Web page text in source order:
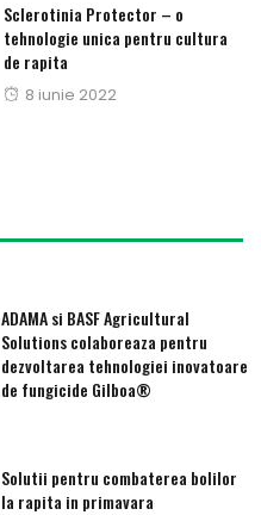
Sclerotinia Protector – o
tehnologie unica pentru cultura
de rapita
Publicat
8 iunie 2022
ADAMA si BASF Agricultural
Solutions colaboreaza pentru
dezvoltarea tehnologiei inovatoare
de fungicide Gilboa®
Solutii pentru combaterea bolilor
la rapita in primavara